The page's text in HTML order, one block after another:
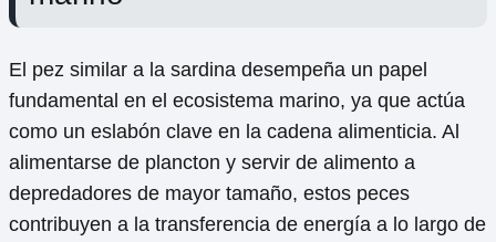
El pez similar a la sardina desempeña un papel
fundamental en el ecosistema marino, ya que actúa
como un eslabón clave en la cadena alimenticia. Al
alimentarse de plancton y servir de alimento a
depredadores de mayor tamaño, estos peces
contribuyen a la transferencia de energía a lo largo de